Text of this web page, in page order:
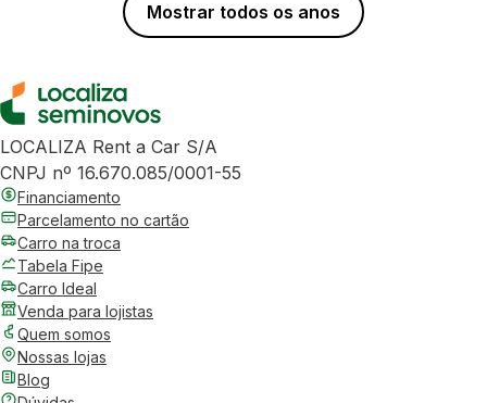
Mostrar todos os anos
LOCALIZA Rent a Car S/A
CNPJ nº 16.670.085/0001-55
Financiamento
Parcelamento no cartão
Carro na troca
Tabela Fipe
Carro Ideal
Venda para lojistas
Quem somos
Nossas lojas
Blog